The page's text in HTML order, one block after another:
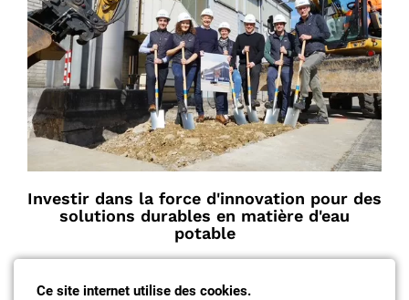
Investir dans la force d'innovation pour des
solutions durables en matière d'eau
potable
Ce site internet utilise des cookies.